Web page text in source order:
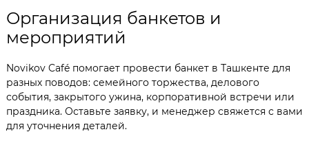
Организация банкетов и
мероприятий
Novikov Café помогает провести банкет в Ташкенте для
разных поводов: семейного торжества, делового
события, закрытого ужина, корпоративной встречи или
праздника. Оставьте заявку, и менеджер свяжется с вами
для уточнения деталей.